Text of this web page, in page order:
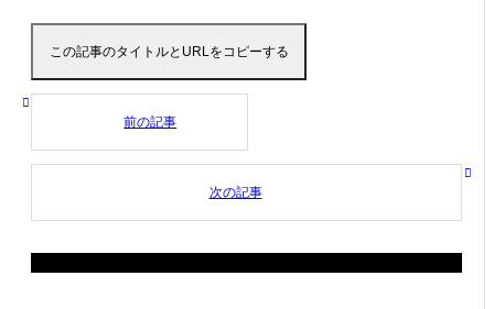
この記事のタイトルとURLをコピーする
前の記事
次の記事